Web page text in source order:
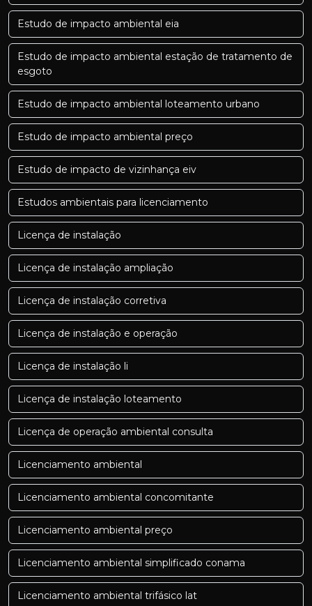
Estudo de impacto ambiental eia
Estudo de impacto ambiental estação de tratamento de
esgoto
Estudo de impacto ambiental loteamento urbano
Estudo de impacto ambiental preço
Estudo de impacto de vizinhança eiv
Estudos ambientais para licenciamento
Licença de instalação
Licença de instalação ampliação
Licença de instalação corretiva
Licença de instalação e operação
Licença de instalação li
Licença de instalação loteamento
Licença de operação ambiental consulta
Licenciamento ambiental
Licenciamento ambiental concomitante
Licenciamento ambiental preço
Licenciamento ambiental simplificado conama
Licenciamento ambiental trifásico lat